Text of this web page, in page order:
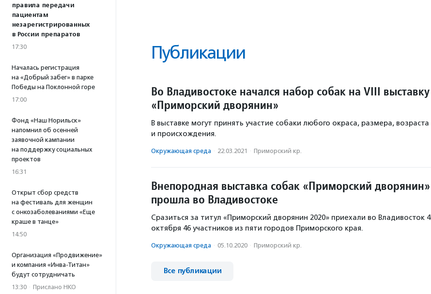
правила передачи
пациентам
незарегистрированных
в России препаратов
17:30
Началась регистрация
на «Добрый забег» в парке
Победы на Поклонной горе
17:00
Фонд «Наш Норильск»
напомнил об осенней
заявочной кампании
на поддержку социальных
проектов
16:31
Открыт сбор средств
на фестиваль для женщин
с онкозаболеваниями «Еще
краше в танце»
14:50
Организация «Продвижение»
и компания «Инва-Титан»
будут сотрудничать
13:30 · Прислано НКО
Публикации
Во Владивостоке начался набор собак на VIII выставку
«Приморский дворянин»
В выставке могут принять участие собаки любого окраса, размера, возраста
и происхождения.
Окружающая среда · 22.03.2021 · Приморский кр.
Внепородная выставка собак «Приморский дворянин»
прошла во Владивостоке
Сразиться за титул «Приморский дворянин 2020» приехали во Владивосток 4
октября 46 участников из пяти городов Приморского края.
Окружающая среда · 05.10.2020 · Приморский кр.
Все публикации